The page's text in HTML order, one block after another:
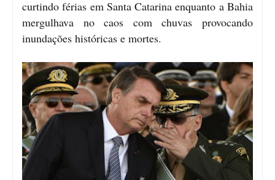
curtindo férias em Santa Catarina enquanto a Bahia
mergulhava no caos com chuvas provocando
inundações históricas e mortes.